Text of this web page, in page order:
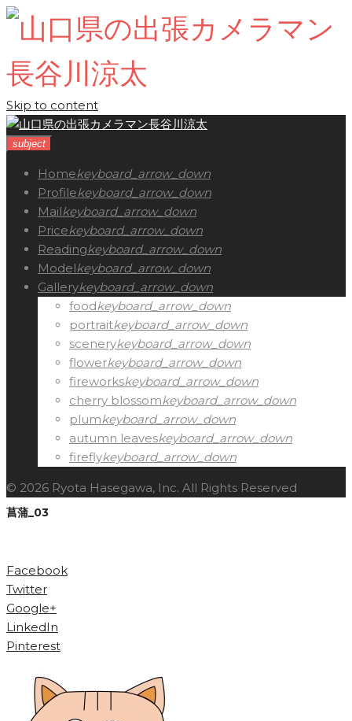
Skip to content
subject
Homekeyboard_arrow_down
Profilekeyboard_arrow_down
Mailkeyboard_arrow_down
Pricekeyboard_arrow_down
Readingkeyboard_arrow_down
Modelkeyboard_arrow_down
Gallerykeyboard_arrow_down
foodkeyboard_arrow_down
portraitkeyboard_arrow_down
scenerykeyboard_arrow_down
flowerkeyboard_arrow_down
fireworkskeyboard_arrow_down
cherry blossomkeyboard_arrow_down
plumkeyboard_arrow_down
autumn leaveskeyboard_arrow_down
fireflykeyboard_arrow_down
© 2026 Ryota Hasegawa, Inc. All Rights Reserved
菖蒲_03
Facebook
Twitter
Google+
LinkedIn
Pinterest